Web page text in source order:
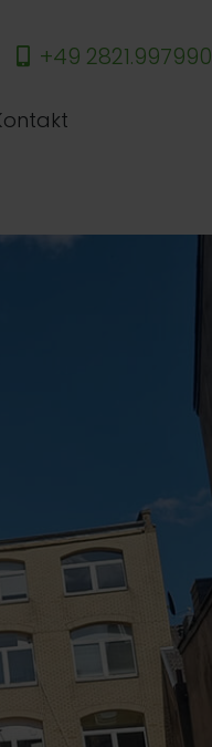
+49 2821.997990